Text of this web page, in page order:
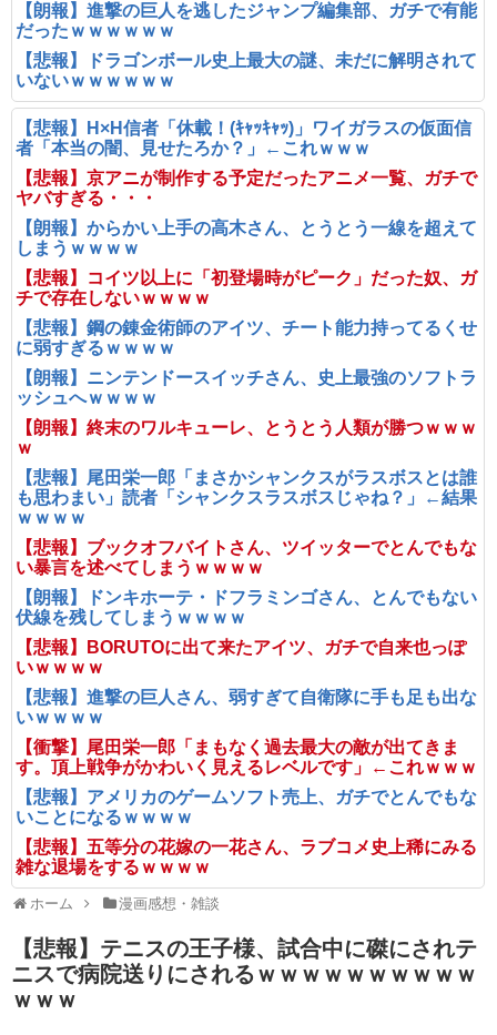
【朗報】進撃の巨人を逃したジャンプ編集部、ガチで有能
だったｗｗｗｗｗｗ
【悲報】ドラゴンボール史上最大の謎、未だに解明されて
いないｗｗｗｗｗｗ
【悲報】H×H信者「休載！(ｷｬｯｷｬｯ)」ワイガラスの仮面信
者「本当の闇、見せたろか？」←これｗｗｗ
【悲報】京アニが制作する予定だったアニメ一覧、ガチで
ヤバすぎる・・・
【朗報】からかい上手の高木さん、とうとう一線を超えて
しまうｗｗｗｗ
【悲報】コイツ以上に「初登場時がピーク」だった奴、ガ
チで存在しないｗｗｗｗ
【悲報】鋼の錬金術師のアイツ、チート能力持ってるくせ
に弱すぎるｗｗｗｗ
【朗報】ニンテンドースイッチさん、史上最強のソフトラ
ッシュへｗｗｗｗ
【朗報】終末のワルキューレ、とうとう人類が勝つｗｗｗ
ｗ
【悲報】尾田栄一郎「まさかシャンクスがラスボスとは誰
も思わまい」読者「シャンクスラスボスじゃね？」←結果
ｗｗｗｗ
【悲報】ブックオフバイトさん、ツイッターでとんでもな
い暴言を述べてしまうｗｗｗｗ
【朗報】ドンキホーテ・ドフラミンゴさん、とんでもない
伏線を残してしまうｗｗｗｗ
【悲報】BORUTOに出て来たアイツ、ガチで自来也っぽ
いｗｗｗｗ
【悲報】進撃の巨人さん、弱すぎて自衛隊に手も足も出な
いｗｗｗｗ
【衝撃】尾田栄一郎「まもなく過去最大の敵が出てきま
す。頂上戦争がかわいく見えるレベルです」←これｗｗｗ
【悲報】アメリカのゲームソフト売上、ガチでとんでもな
いことになるｗｗｗｗ
【悲報】五等分の花嫁の一花さん、ラブコメ史上稀にみる
雑な退場をするｗｗｗｗ
ホーム 漫画感想・雑談
【悲報】テニスの王子様、試合中に磔にされテ
ニスで病院送りにされるｗｗｗｗｗｗｗｗｗｗ
ｗｗｗ